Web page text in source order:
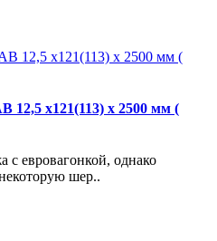
12,5 х121(113) х 2500 мм (
евровагонкой, однако
шер..